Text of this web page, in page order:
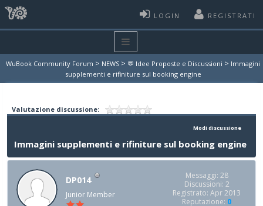
LOGIN REGISTRATI
WuBook Community Forum > NEWS > 💬 Idee Proposte e Discussioni > Immagini
supplementi e rifiniture sul booking engine
Valutazione discussione:
Modi discussione
Immagini supplementi e rifiniture sul booking engine
DP014
Junior Member
Messaggi: 28
Discussioni: 2
Registrato: Apr 2013
Reputazione: 0